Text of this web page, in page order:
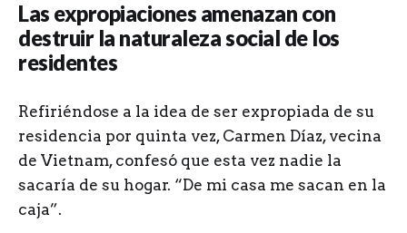
Las expropiaciones amenazan con
destruir la naturaleza social de los
residentes
Refiriéndose a la idea de ser expropiada de su
residencia por quinta vez, Carmen Díaz, vecina
de Vietnam, confesó que esta vez nadie la
sacaría de su hogar. “De mi casa me sacan en la
caja”.